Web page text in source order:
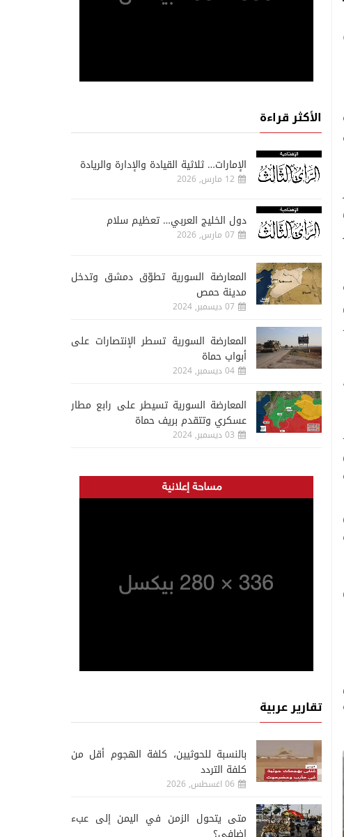
الأكثر قراءة
الإمارات… ثلاثية القيادة والإدارة والريادة
12 مارس, 2026
دول الخليج العربي… تعظيم سلام
07 مارس, 2026
المعارضة السورية تطوّق دمشق وتدخل
مدينة حمص
07 ديسمبر, 2024
المعارضة السورية تسطر الإنتصارات على
أبواب حماة
04 ديسمبر, 2024
المعارضة السورية تسيطر على رابع مطار
عسكري وتتقدم بريف حماة
03 ديسمبر, 2024
تقارير عربية
‏بالنسبة للحوثيين، كلفة الهجوم أقل من
كلفة التردد
06 اغسطس, 2026
متى يتحول الزمن في اليمن إلى عبء